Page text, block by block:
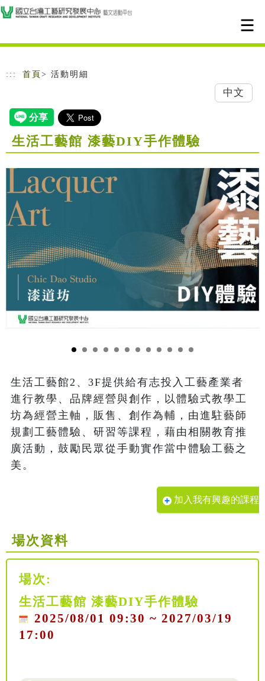
跳到主要內容
網站導覽
::: 首頁 > 活動明細
中文
生活工藝館 漆藝DIY手作體驗
生活工藝館2、3F提供給有志投入工藝產業者
進行教學、品牌經營與創作，以體驗式教學工
坊為經營主軸，販售、創作為輔，由進駐藝師
規劃工藝體驗、研習等課程，藉由相關教育推
廣活動，鼓勵民眾從手動實作當中體驗工藝之
美。
加入我有興趣的課程
場次資料
場次:
生活工藝館 漆藝DIY手作體驗
2025/08/01 09:30 ~ 2027/03/19
17:00